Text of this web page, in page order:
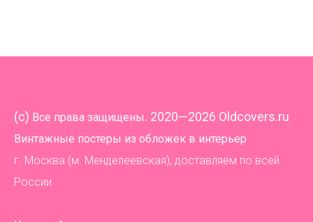
(c) Все права защищены. 2020—2026 Oldcovers.ru
Винтажные постеры из обложек в интерьер
г. Москва (м. Менделеевская), доставляем по всей
России